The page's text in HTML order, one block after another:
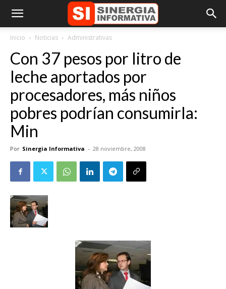
Inicio Noticias Administrativas
Con 37 pesos por litro de
leche aportados por
procesadores, más niños
pobres podrían consumirla:
Min
Por Sinergia Informativa - 28 noviembre, 2008